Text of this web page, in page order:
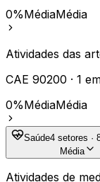
0%MédiaMédia
Atividades das
CAE 90200 · 1
0%MédiaMédia
Saúde4 setores ·
Média
Atividades de